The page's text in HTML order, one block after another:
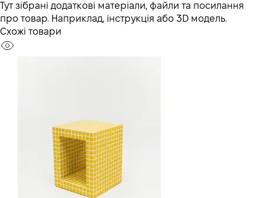
Тут зібрані додаткові матеріали, файли та посилання
про товар. Наприклад, інструкція або 3D модель.
Схожі товари